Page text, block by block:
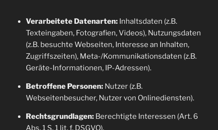
Verarbeitete Datenarten:Inhaltsdaten (z.B.
Texteingaben, Fotografien, Videos), Nutzungsdaten
(z.B. besuchte Webseiten, Interesse an Inhalten,
Zugriffszeiten), Meta-/Kommunikationsdaten (z.B.
Geräte-Informationen, IP-Adressen).
Betroffene Personen:Nutzer (z.B.
Webseitenbesucher, Nutzer von Onlinediensten).
Rechtsgrundlagen:Berechtigte Interessen (Art. 6
Abs. 1 S. 1 lit. f. DSGVO).